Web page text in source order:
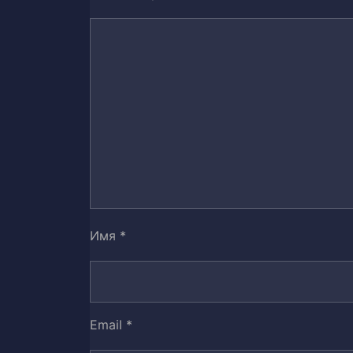
Глава 18: Дом Разелей
Имя *
Email *